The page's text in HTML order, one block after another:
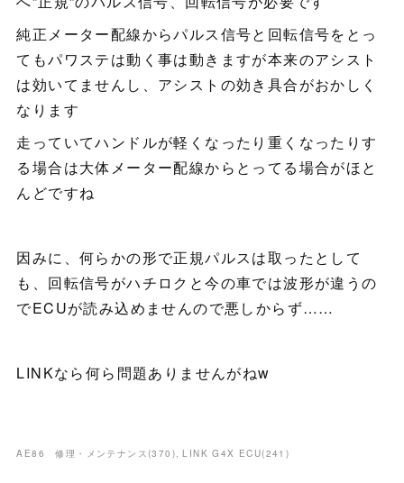
純正メーター配線からパルス信号と回転信号をとっ
てもパワステは動く事は動きますが本来のアシスト
は効いてませんし、アシストの効き具合がおかしく
なります
走っていてハンドルが軽くなったり重くなったりす
る場合は大体メーター配線からとってる場合がほと
んどですね
因みに、何らかの形で正規パルスは取ったとして
も、回転信号がハチロクと今の車では波形が違うの
でECUが読み込めませんので悪しからず……
LINKなら何ら問題ありませんがねw
AE86 修理・メンテナンス(370 ) LINK G4X ECU(241 )